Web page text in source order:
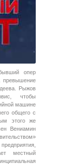
опер
превышение
Рыжов
чтобы
машине
общего с
этого же
Вениамин
местный